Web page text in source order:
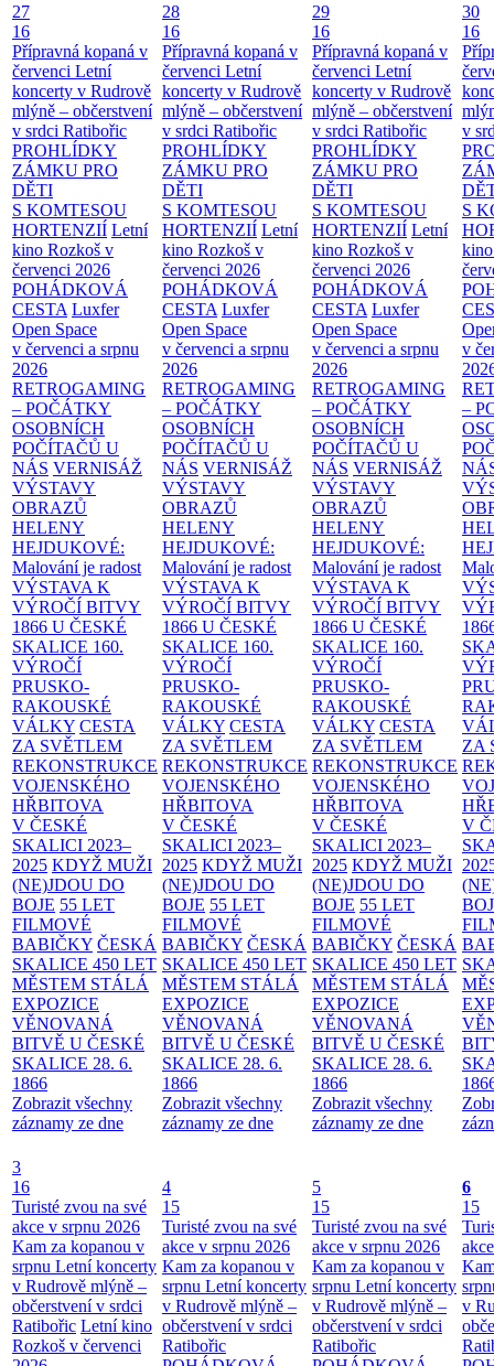
27
16
Přípravná kopaná v
červenci Letní
koncerty v Rudrově
mlýně – občerstvení
v srdci Ratibořic
PROHLÍDKY
ZÁMKU PRO
DĚTI
S KOMTESOU
HORTENZIÍ Letní
kino Rozkoš v
červenci 2026
POHÁDKOVÁ
CESTA Luxfer
Open Space
v červenci a srpnu
2026
RETROGAMING
– POČÁTKY
OSOBNÍCH
POČÍTAČŮ U
NÁS VERNISÁŽ
VÝSTAVY
OBRAZŮ
HELENY
HEJDUKOVÉ:
Malování je radost
VÝSTAVA K
VÝROČÍ BITVY
1866 U ČESKÉ
SKALICE 160.
VÝROČÍ
PRUSKO-
RAKOUSKÉ
VÁLKY CESTA
ZA SVĚTLEM
REKONSTRUKCE
VOJENSKÉHO
HŘBITOVA
V ČESKÉ
SKALICI 2023–
2025 KDYŽ MUŽI
(NE)JDOU DO
BOJE 55 LET
FILMOVÉ
BABIČKY ČESKÁ
SKALICE 450 LET
MĚSTEM STÁLÁ
EXPOZICE
VĚNOVANÁ
BITVĚ U ČESKÉ
SKALICE 28. 6.
1866
Zobrazit všechny
záznamy ze dne
28
16
Přípravná kopaná v
červenci Letní
koncerty v Rudrově
mlýně – občerstvení
v srdci Ratibořic
PROHLÍDKY
ZÁMKU PRO
DĚTI
S KOMTESOU
HORTENZIÍ Letní
kino Rozkoš v
červenci 2026
POHÁDKOVÁ
CESTA Luxfer
Open Space
v červenci a srpnu
2026
RETROGAMING
– POČÁTKY
OSOBNÍCH
POČÍTAČŮ U
NÁS VERNISÁŽ
VÝSTAVY
OBRAZŮ
HELENY
HEJDUKOVÉ:
Malování je radost
VÝSTAVA K
VÝROČÍ BITVY
1866 U ČESKÉ
SKALICE 160.
VÝROČÍ
PRUSKO-
RAKOUSKÉ
VÁLKY CESTA
ZA SVĚTLEM
REKONSTRUKCE
VOJENSKÉHO
HŘBITOVA
V ČESKÉ
SKALICI 2023–
2025 KDYŽ MUŽI
(NE)JDOU DO
BOJE 55 LET
FILMOVÉ
BABIČKY ČESKÁ
SKALICE 450 LET
MĚSTEM STÁLÁ
EXPOZICE
VĚNOVANÁ
BITVĚ U ČESKÉ
SKALICE 28. 6.
1866
Zobrazit všechny
záznamy ze dne
29
16
Přípravná kopaná v
červenci Letní
koncerty v Rudrově
mlýně – občerstvení
v srdci Ratibořic
PROHLÍDKY
ZÁMKU PRO
DĚTI
S KOMTESOU
HORTENZIÍ Letní
kino Rozkoš v
červenci 2026
POHÁDKOVÁ
CESTA Luxfer
Open Space
v červenci a srpnu
2026
RETROGAMING
– POČÁTKY
OSOBNÍCH
POČÍTAČŮ U
NÁS VERNISÁŽ
VÝSTAVY
OBRAZŮ
HELENY
HEJDUKOVÉ:
Malování je radost
VÝSTAVA K
VÝROČÍ BITVY
1866 U ČESKÉ
SKALICE 160.
VÝROČÍ
PRUSKO-
RAKOUSKÉ
VÁLKY CESTA
ZA SVĚTLEM
REKONSTRUKCE
VOJENSKÉHO
HŘBITOVA
V ČESKÉ
SKALICI 2023–
2025 KDYŽ MUŽI
(NE)JDOU DO
BOJE 55 LET
FILMOVÉ
BABIČKY ČESKÁ
SKALICE 450 LET
MĚSTEM STÁLÁ
EXPOZICE
VĚNOVANÁ
BITVĚ U ČESKÉ
SKALICE 28. 6.
1866
Zobrazit všechny
záznamy ze dne
30
16
v
S
v
–
ZA
V
3
16
Turisté zvou na své
akce v srpnu 2026
Kam za kopanou v
srpnu Letní koncerty
v Rudrově mlýně –
občerstvení v srdci
Ratibořic Letní kino
Rozkoš v červenci
4
15
Turisté zvou na své
akce v srpnu 2026
Kam za kopanou v
srpnu Letní koncerty
v Rudrově mlýně –
občerstvení v srdci
Ratibořic
5
15
Turisté zvou na své
akce v srpnu 2026
Kam za kopanou v
srpnu Letní koncerty
v Rudrově mlýně –
občerstvení v srdci
Ratibořic
6
15
v